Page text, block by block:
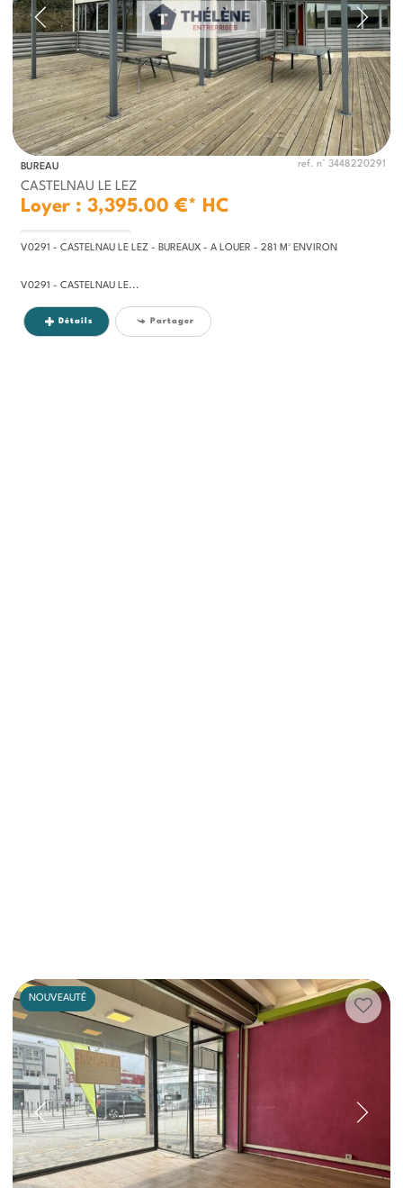
BUREAU ref. n° 3448220291
CASTELNAU LE LEZ
Loyer : 3,395.00 €* HC
V0291 - CASTELNAU LE LEZ - BUREAUX - A LOUER - 281 M² ENVIRON
V0291 - CASTELNAU LE...
Détails Partager
NOUVEAUTÉ